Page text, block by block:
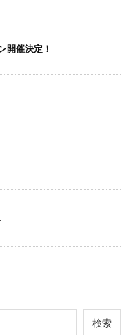
開催決定！
検索